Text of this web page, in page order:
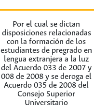
Por el cual se dictan
disposiciones relacionadas
con la formación de los
estudiantes de pregrado en
lengua extranjera a la luz
del Acuerdo 033 de 2007 y
008 de 2008 y se deroga el
Acuerdo 035 de 2008 del
Consejo Superior
Universitario